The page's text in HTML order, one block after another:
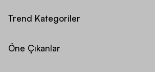
Trend Kategoriler
Öne Çıkanlar